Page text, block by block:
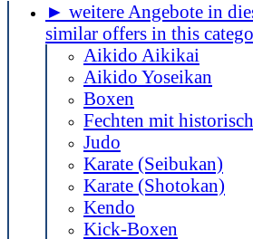
► weitere Angebote in
similar offers in this
Aikido Aikikai
Aikido Yoseikan
Boxen
Fechten mit
Judo
Karate (Seibukan)
Karate (Shotokan)
Kendo
Kick-Boxen